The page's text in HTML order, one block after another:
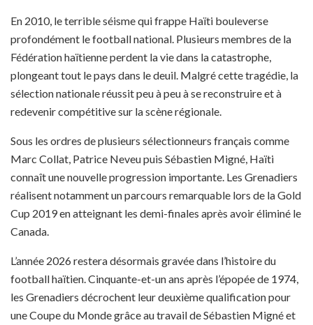
En 2010, le terrible séisme qui frappe Haïti bouleverse
profondément le football national. Plusieurs membres de la
Fédération haïtienne perdent la vie dans la catastrophe,
plongeant tout le pays dans le deuil. Malgré cette tragédie, la
sélection nationale réussit peu à peu à se reconstruire et à
redevenir compétitive sur la scène régionale.
Sous les ordres de plusieurs sélectionneurs français comme
Marc Collat, Patrice Neveu puis Sébastien Migné, Haïti
connaît une nouvelle progression importante. Les Grenadiers
réalisent notamment un parcours remarquable lors de la Gold
Cup 2019 en atteignant les demi-finales après avoir éliminé le
Canada.
L’année 2026 restera désormais gravée dans l’histoire du
football haïtien. Cinquante-et-un ans après l’épopée de 1974,
les Grenadiers décrochent leur deuxième qualification pour
une Coupe du Monde grâce au travail de Sébastien Migné et